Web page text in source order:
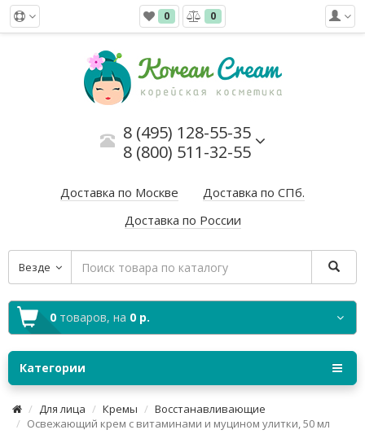
0 0
8 (495) 128-55-35
8 (800) 511-32-55
Доставка по Москве
Доставка по СПб.
Доставка по России
Везде
0 товаров, на 0 р.
Категории
Для лица Кремы
Восстанавливающие
Освежающий крем с витаминами и муцином улитки, 50 мл